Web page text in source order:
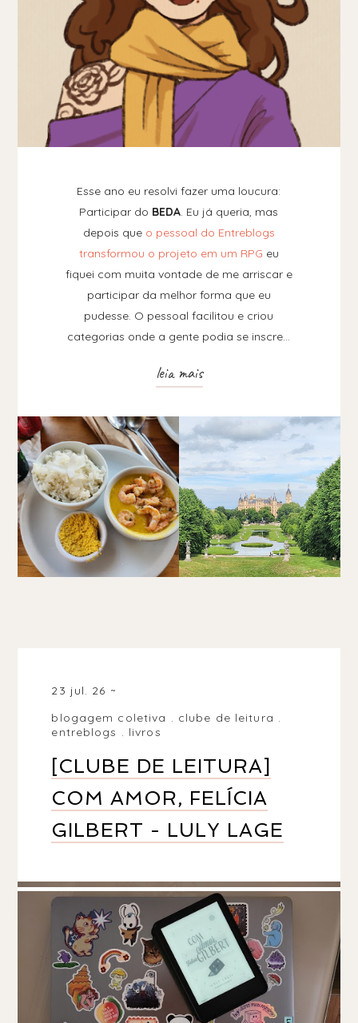
Esse ano eu resolvi fazer uma loucura:
Participar do BEDA. Eu já queria, mas
depois que o pessoal do Entreblogs
transformou o projeto em um RPG eu
fiquei com muita vontade de me arriscar e
participar da melhor forma que eu
pudesse. O pessoal facilitou e criou
categorias onde a gente podia se inscre…
leia mais
23 jul. 26
blogagem coletiva . clube de leitura .
entreblogs . livros
[CLUBE DE LEITURA]
COM AMOR, FELÍCIA
GILBERT - LULY LAGE